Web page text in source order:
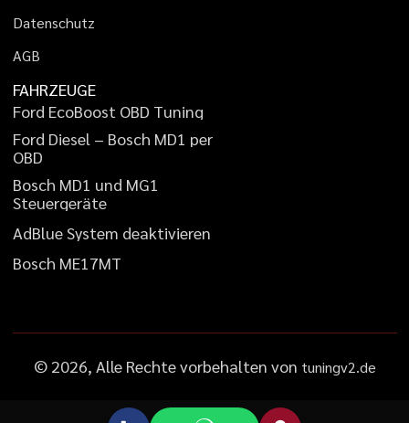
Datenschutz
AGB
FAHRZEUGE
Ford EcoBoost OBD Tuning
Ford Diesel – Bosch MD1 per
OBD
Bosch MD1 und MG1
Steuergeräte
AdBlueSystem deaktivieren
Bosch ME17MT
© 2026, Alle Rechte vorbehalten von tuningv2.de